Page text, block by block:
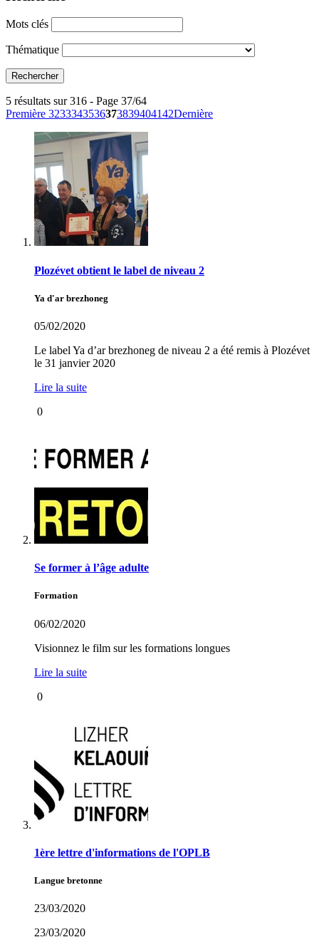
Mots clés
Thématique
5 résultats sur 316 - Page 37/64
Première 3233343536373839404142Dernière
Plozévet obtient le label de niveau 2
Ya d'ar brezhoneg
05/02/2020
Le label Ya d’ar brezhoneg de niveau 2 a été remis à Plozévet
le 31 janvier 2020
Lire la suite
0
Se former à l’âge adulte
Formation
06/02/2020
Visionnez le film sur les formations longues
Lire la suite
0
1ère lettre d'informations de l'OPLB
Langue bretonne
23/03/2020
23/03/2020